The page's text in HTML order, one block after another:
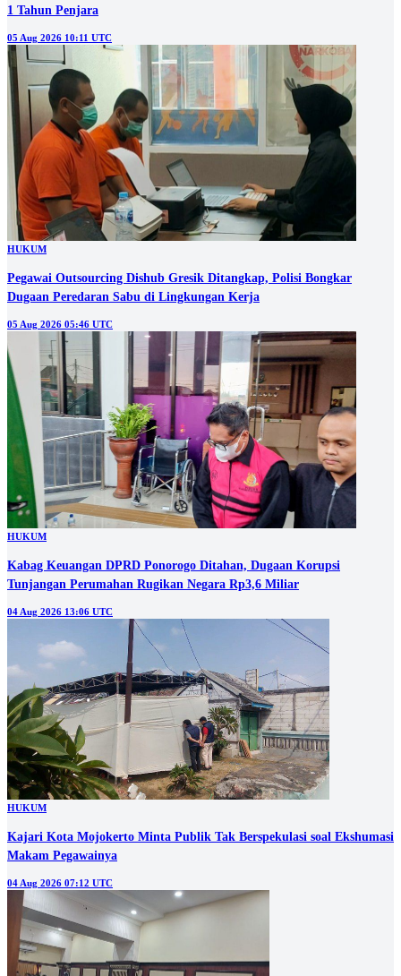
1 Tahun Penjara
05 Aug 2026 10:11 UTC
HUKUM
Pegawai Outsourcing Dishub Gresik Ditangkap, Polisi Bongkar
Dugaan Peredaran Sabu di Lingkungan Kerja
05 Aug 2026 05:46 UTC
HUKUM
Kabag Keuangan DPRD Ponorogo Ditahan, Dugaan Korupsi
Tunjangan Perumahan Rugikan Negara Rp3,6 Miliar
04 Aug 2026 13:06 UTC
HUKUM
Kajari Kota Mojokerto Minta Publik Tak Berspekulasi soal Ekshumasi
Makam Pegawainya
04 Aug 2026 07:12 UTC